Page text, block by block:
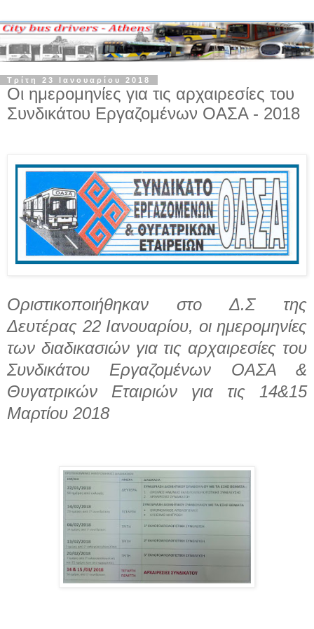
Τρίτη 23 Ιανουαρίου 2018
Οι ημερομηνίες για τις αρχαιρεσίες του
Συνδικάτου Εργαζομένων ΟΑΣΑ - 2018
Οριστικοποιήθηκαν στο Δ.Σ της
Δευτέρας 22 Ιανουαρίου, οι ημερομηνίες
των διαδικασιών για τις αρχαιρεσίες του
Συνδικάτου Εργαζομένων ΟΑΣΑ &
Θυγατρικών Εταιριών για τις 14&15
Μαρτίου 2018